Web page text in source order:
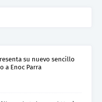
su nuevo sencillo
a Enoc Parra